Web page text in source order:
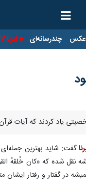
عکس چندرسانه‌ای ایرنا TV
یاد کردند که آیات قرآن
گفت: شاید بهترین جمله‌ای
که «کان خُلقهُ
گفتار و رفتار ایشان